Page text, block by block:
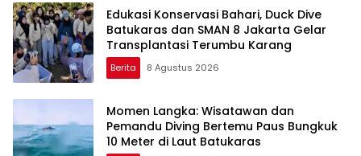
Edukasi Konservasi Bahari, Duck Dive
Batukaras dan SMAN 8 Jakarta Gelar
Transplantasi Terumbu Karang
Berita 8 Agustus 2026
Momen Langka: Wisatawan dan
Pemandu Diving Bertemu Paus Bungkuk
10 Meter di Laut Batukaras